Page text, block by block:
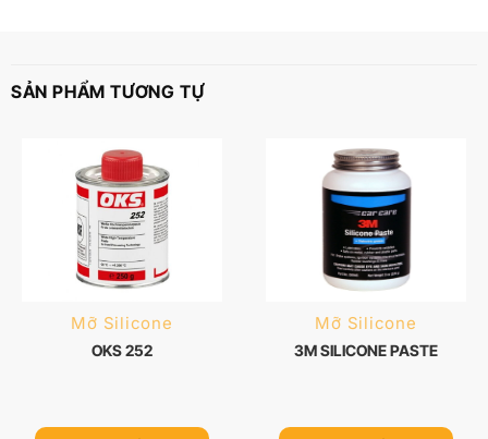
SẢN PHẨM TƯƠNG TỰ
Mỡ Silicone
OKS 252
Mỡ Silicone
3M SILICONE PASTE